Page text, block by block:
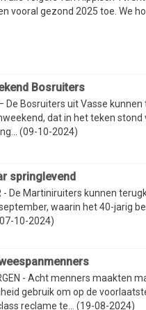
vooral gezond 2025 toe. We
Bosruiters
De Bosruiters uit Vasse
dat in het teken stond
(09-10-2024)
springlevend
- De Martiniruiters kunnen
waarin het 40-jarig
10-2024)
- Acht menners maakten
gebruik om op de
reclame te... (19-08-2024)